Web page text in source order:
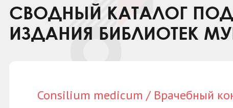
СВОДНЫЙ КАТАЛОГ
ИЗДАНИЯ БИБЛИОТЕК
Consilium medicum / Врачебный